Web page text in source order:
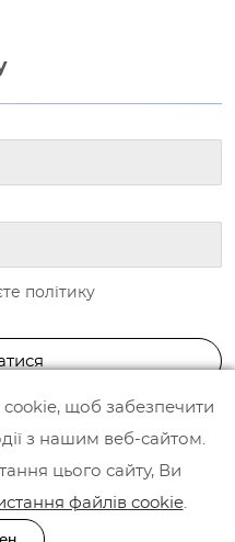
політику
щоб забезпечити
з нашим веб-сайтом.
цього сайту, Ви
файлів cookie.